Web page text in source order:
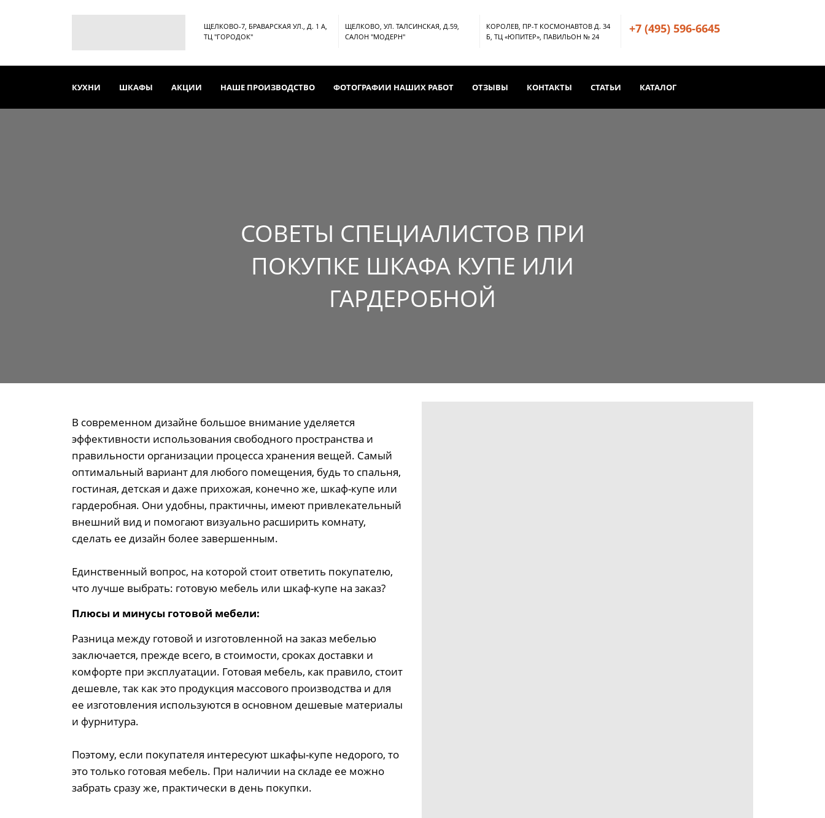
ЩЕЛКОВО-7, БРАВАРСКАЯ УЛ., Д. 1 А,
ТЦ "ГОРОДОК"
ЩЕЛКОВО, УЛ. ТАЛСИНСКАЯ, Д.59,
САЛОН "МОДЕРН"
КОРОЛЕВ, ПР-Т КОСМОНАВТОВ Д. 34
Б, ТЦ «ЮПИТЕР», ПАВИЛЬОН № 24
+7 (495) 596-6645
КУХНИ ШКАФЫ АКЦИИ НАШЕ ПРОИЗВОДСТВО ФОТОГРАФИИ НАШИХ РАБОТ ОТЗЫВЫ КОНТАКТЫ СТАТЬИ КАТАЛОГ
СОВЕТЫ СПЕЦИАЛИСТОВ ПРИ
ПОКУПКЕ ШКАФА КУПЕ ИЛИ
ГАРДЕРОБНОЙ
В современном дизайне большое внимание уделяется
эффективности использования свободного пространства и
правильности организации процесса хранения вещей. Самый
оптимальный вариант для любого помещения, будь то спальня,
гостиная, детская и даже прихожая, конечно же, шкаф-купе или
гардеробная. Они удобны, практичны, имеют привлекательный
внешний вид и помогают визуально расширить комнату,
сделать ее дизайн более завершенным.
Единственный вопрос, на которой стоит ответить покупателю,
что лучше выбрать: готовую мебель или шкаф-купе на заказ?
Плюсы и минусы готовой мебели:
Разница между готовой и изготовленной на заказ мебелью
заключается, прежде всего, в стоимости, сроках доставки и
комфорте при эксплуатации. Готовая мебель, как правило, стоит
дешевле, так как это продукция массового производства и для
ее изготовления используются в основном дешевые материалы
и фурнитура.
Поэтому, если покупателя интересуют шкафы-купе недорого, то
это только готовая мебель. При наличии на складе ее можно
забрать сразу же, практически в день покупки.